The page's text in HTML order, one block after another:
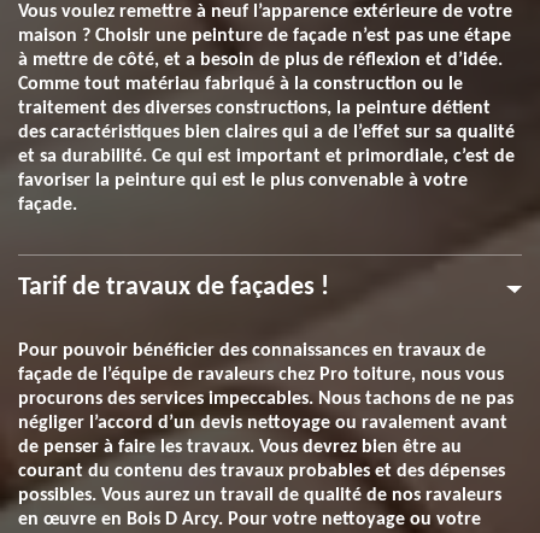
Vous voulez remettre à neuf l’apparence extérieure de votre
maison ? Choisir une peinture de façade n’est pas une étape
à mettre de côté, et a besoin de plus de réflexion et d’idée.
Comme tout matériau fabriqué à la construction ou le
traitement des diverses constructions, la peinture détient
des caractéristiques bien claires qui a de l’effet sur sa qualité
et sa durabilité. Ce qui est important et primordiale, c’est de
favoriser la peinture qui est le plus convenable à votre
façade.
Tarif de travaux de façades !
Pour pouvoir bénéficier des connaissances en travaux de
façade de l’équipe de ravaleurs chez Pro toiture, nous vous
procurons des services impeccables. Nous tachons de ne pas
négliger l’accord d’un devis nettoyage ou ravalement avant
de penser à faire les travaux. Vous devrez bien être au
courant du contenu des travaux probables et des dépenses
possibles. Vous aurez un travail de qualité de nos ravaleurs
en œuvre en Bois D Arcy. Pour votre nettoyage ou votre